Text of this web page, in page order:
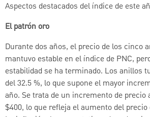
Aspectos destacados del índice de este
El patrón oro
Durante dos años, el precio de los cinco
mantuvo estable en el índice de PNC,
estabilidad se ha terminado. Los anillos
del 32.5 %, lo que supone el mayor
año. Se trata de un incremento de precio
$400, lo que refleja el aumento del